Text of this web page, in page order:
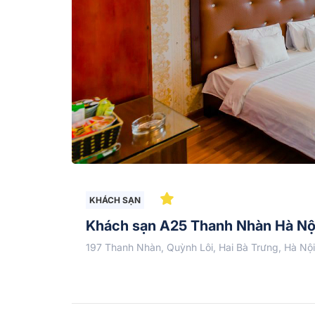
KHÁCH SẠN
Khách sạn A25 Thanh Nhàn Hà
197 Thanh Nhàn, Quỳnh Lôi, Hai Bà Trưng, Hà Nội